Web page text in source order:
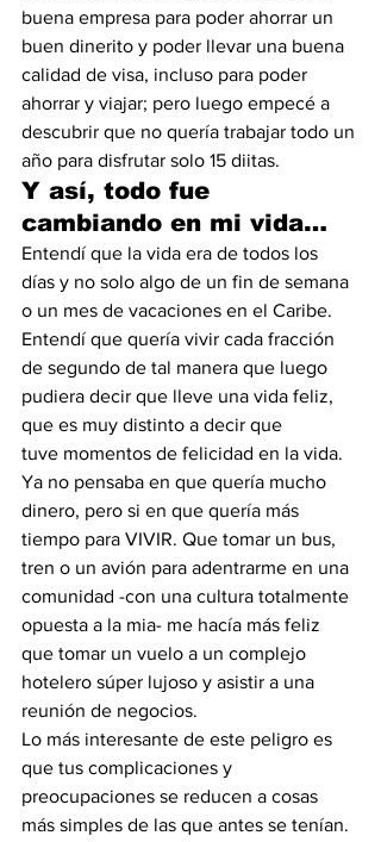
buena empresa para poder ahorrar un
buen dinerito y poder llevar una buena
calidad de visa, incluso para poder
ahorrar y viajar; pero luego empecé a
descubrir que no quería trabajar todo un
año para disfrutar solo 15 diitas.
Y así, todo fue
cambiando en mi vida…
Entendí que la vida era de todos los
días y no solo algo de un fin de semana
o un mes de vacaciones en el Caribe.
Entendí que quería vivir cada fracción
de segundo de tal manera que luego
pudiera decir que lleve una vida feliz,
que es muy distinto a decir que
tuve momentos de felicidad en la vida.
Ya no pensaba en que quería mucho
dinero, pero si en que quería más
tiempo para VIVIR. Que tomar un bus,
tren o un avión para adentrarme en una
comunidad -con una cultura totalmente
opuesta a la mia- me hacía más feliz
que tomar un vuelo a un complejo
hotelero súper lujoso y asistir a una
reunión de negocios.
Lo más interesante de este peligro es
que tus complicaciones y
preocupaciones se reducen a cosas
más simples de las que antes se tenían.